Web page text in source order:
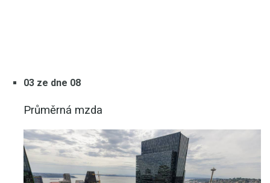
03 ze dne 08
Průměrná mzda